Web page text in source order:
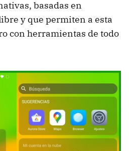
basadas en
y que permiten a esta
con herramientas de todo